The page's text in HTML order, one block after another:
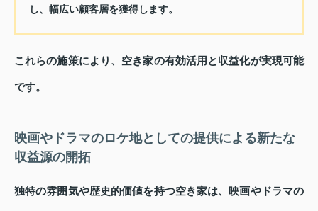
し、幅広い顧客層を獲得します。
これらの施策により、空き家の有効活用と収益化が実現可能
です。
映画やドラマのロケ地としての提供による新たな
収益源の開拓
独特の雰囲気や歴史的価値を持つ空き家は、映画やドラマの